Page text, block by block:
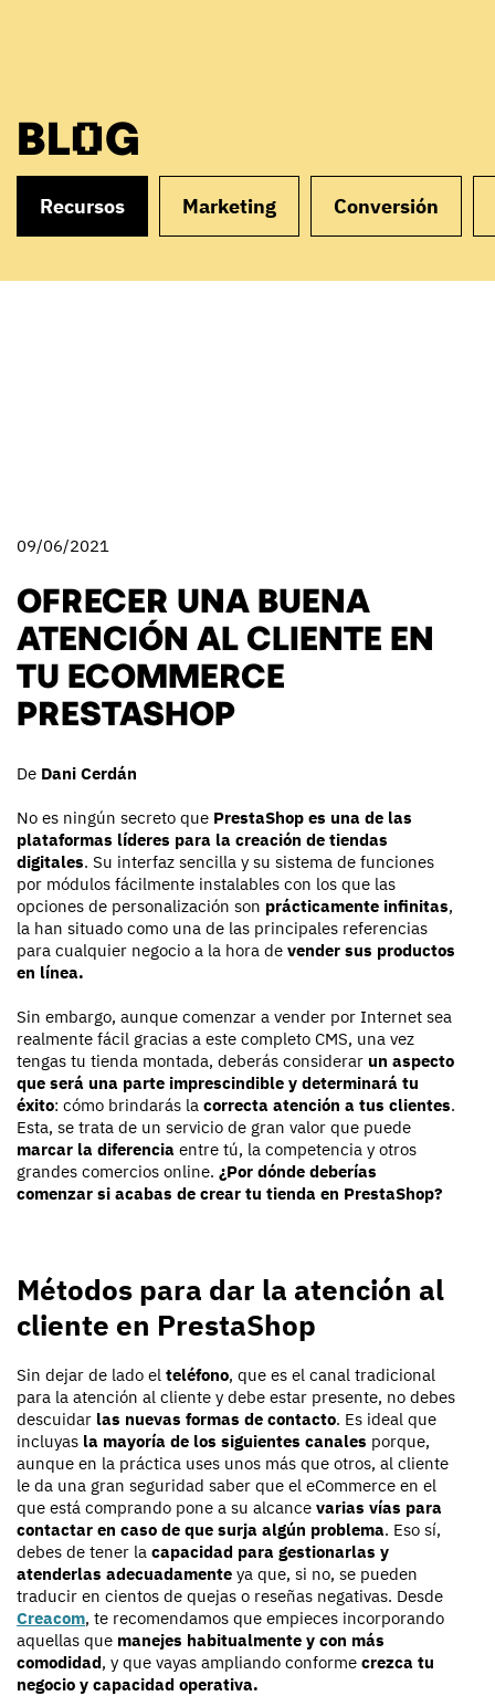
BLOG
Recursos Marketing Conversión
09/06/2021
OFRECER UNA BUENA
ATENCIÓN AL CLIENTE EN
TU ECOMMERCE
PRESTASHOP
De Dani Cerdán
No es ningún secreto que PrestaShop es una de las
plataformas líderes para la creación de tiendas
digitales. Su interfaz sencilla y su sistema de funciones
por módulos fácilmente instalables con los que las
opciones de personalización son prácticamente infinitas,
la han situado como una de las principales referencias
para cualquier negocio a la hora de vender sus productos
en línea.
Sin embargo, aunque comenzar a vender por Internet sea
realmente fácil gracias a este completo CMS, una vez
tengas tu tienda montada, deberás considerar un aspecto
que será una parte imprescindible y determinará tu
éxito: cómo brindarás la correcta atención a tus clientes.
Esta, se trata de un servicio de gran valor que puede
marcar la diferencia entre tú, la competencia y otros
grandes comercios online. ¿Por dónde deberías
comenzar si acabas de crear tu tienda en PrestaShop?
Métodos para dar la atención al
cliente en PrestaShop
Sin dejar de lado el teléfono, que es el canal tradicional
para la atención al cliente y debe estar presente, no debes
descuidar las nuevas formas de contacto. Es ideal que
incluyas la mayoría de los siguientes canales porque,
aunque en la práctica uses unos más que otros, al cliente
le da una gran seguridad saber que el eCommerce en el
que está comprando pone a su alcance varias vías para
contactar en caso de que surja algún problema. Eso sí,
debes de tener la capacidad para gestionarlas y
atenderlas adecuadamente ya que, si no, se pueden
traducir en cientos de quejas o reseñas negativas. Desde
Creacom, te recomendamos que empieces incorporando
aquellas que manejes habitualmente y con más
comodidad, y que vayas ampliando conforme crezca tu
negocio y capacidad operativa.